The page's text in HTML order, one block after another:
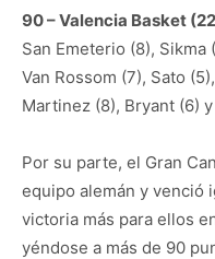
90 – Valencia Basket
San Emeterio (8),
Van Rossom (7), Sato
Martinez (8), Bryant (6)
Por su parte, el Gran
equipo alemán y venció
victoria más para ellos
yéndose a más de 90